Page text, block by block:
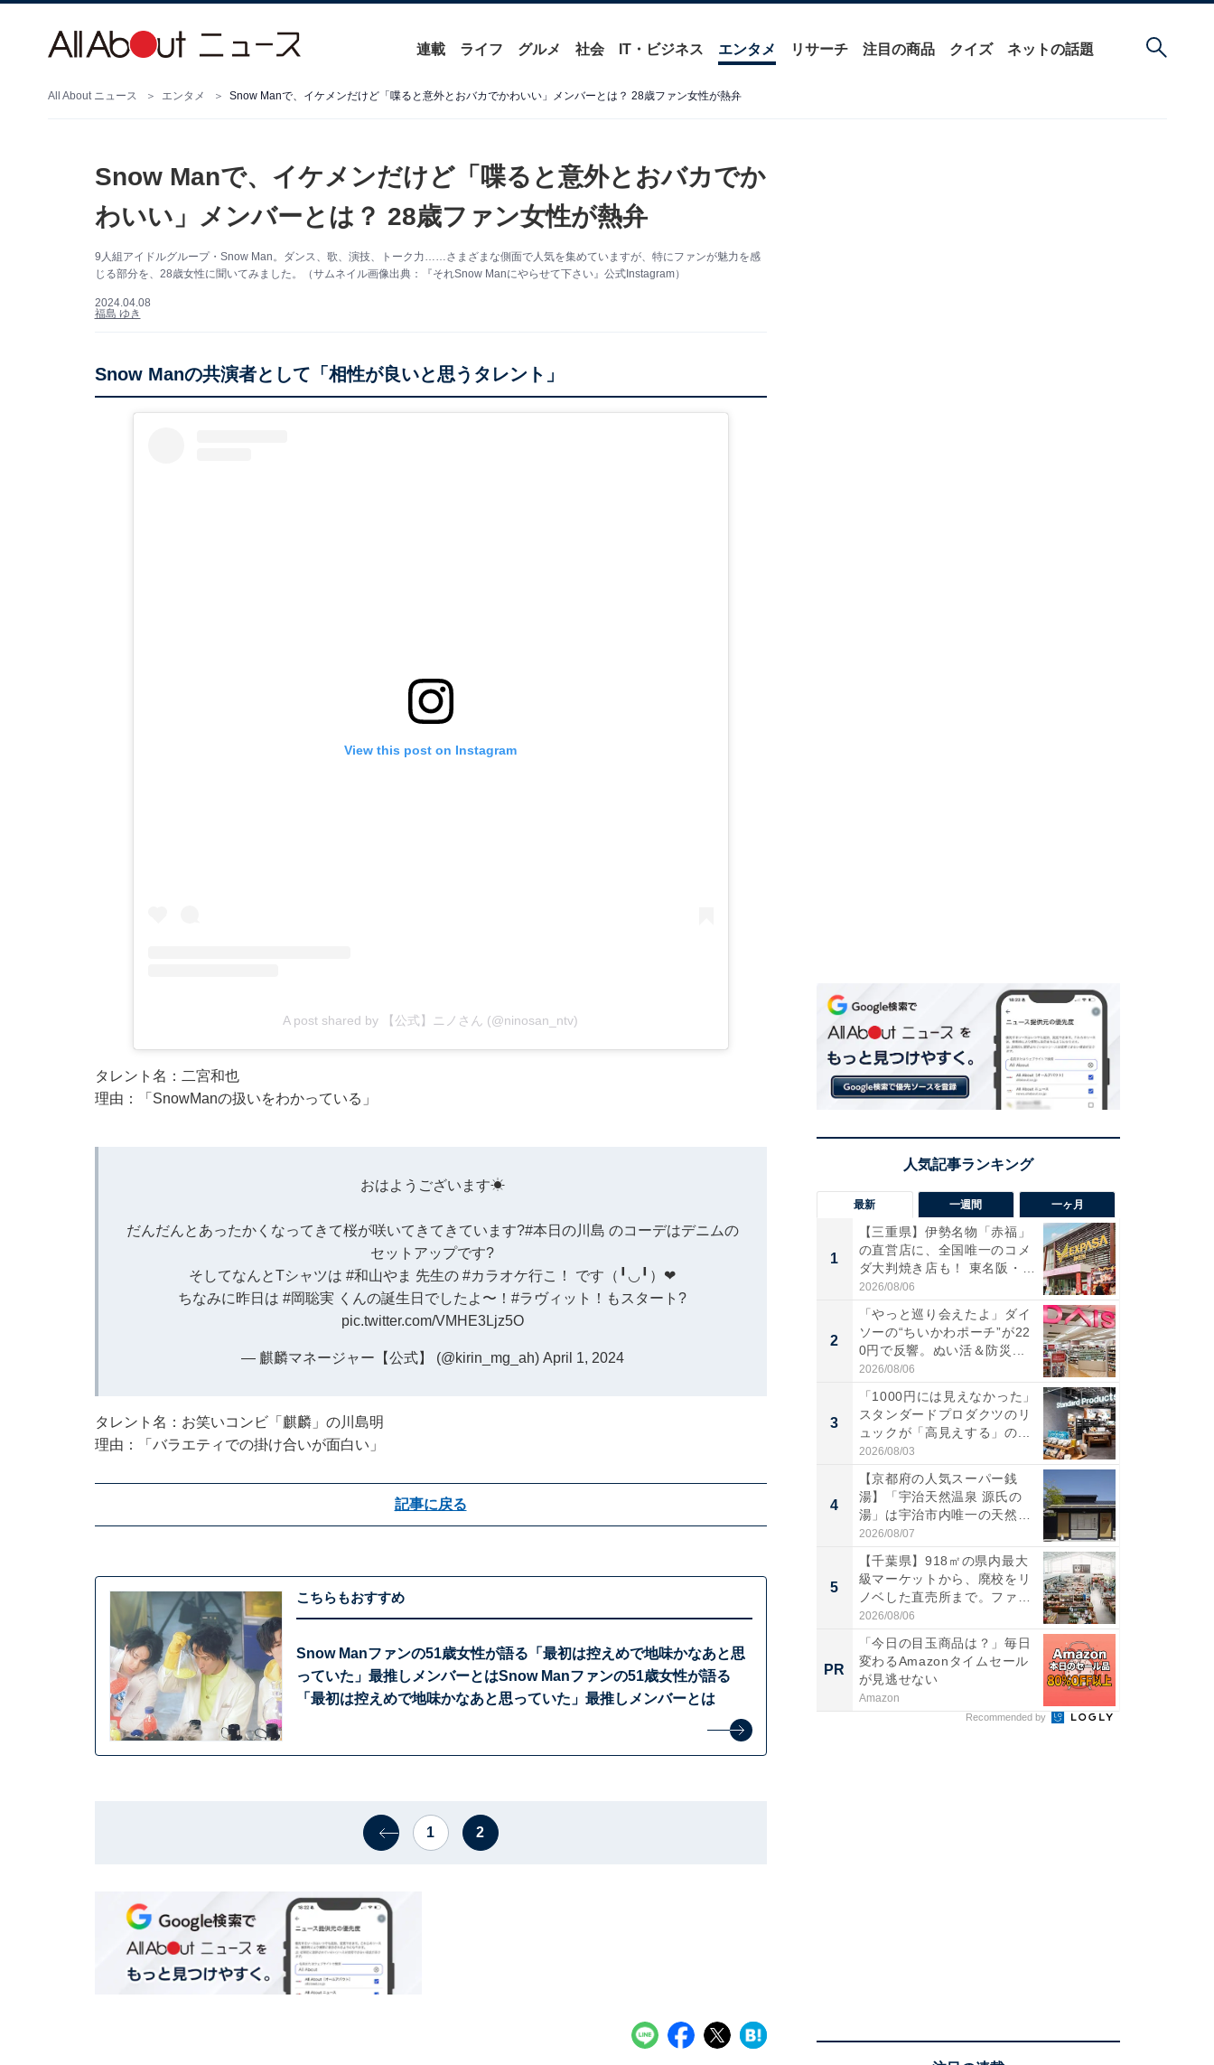
連載 ライフ グルメ 社会 IT・ビジネス エンタメ リサーチ 注目の商品 クイズ ネットの話題
All About ニュース エンタメ Snow Manで、イケメンだけど「喋ると意外とおバカでかわいい」メンバーとは？ 28歳ファン女性が熱弁
Snow Manで、イケメンだけど「喋ると意外とおバカでか
わいい」メンバーとは？ 28歳ファン女性が熱弁
9人組アイドルグループ・Snow Man。ダンス、歌、演技、トーク力……さまざまな側面で人気を集めていますが、特にファンが魅力を感
じる部分を、28歳女性に聞いてみました。（サムネイル画像出典：『それSnow Manにやらせて下さい』公式Instagram）
2024.04.08
福島 ゆき
Snow Manの共演者として「相性が良いと思うタレント」
View this post on Instagram
A post shared by 【公式】ニノさん (@ninosan_ntv)
タレント名：二宮和也
理由：「SnowManの扱いをわかっている」
おはようございます☀
だんだんとあったかくなってきて桜が咲いてきてきています?#本日の川島 のコーデはデニムの
セットアップです?
そしてなんとTシャツは #和山やま 先生の #カラオケ行こ
！ です（╹◡╹）❤︎
ちなみに昨日は #岡聡実 くんの誕生日でしたよ〜！ #ラヴィット
！もスタート?
pic.twitter.com/VMHE3Ljz5O
— 麒麟マネージャー【公式】 (@kirin_mg_ah) April 1, 2024
タレント名：お笑いコンビ「麒麟」の川島明
理由：「バラエティでの掛け合いが面白い」
記事に戻る
こちらもおすすめ
Snow Manファンの51歳女性が語る「最初は控えめで地味かなあと思
っていた」最推しメンバーとはSnow Manファンの51歳女性が語る
「最初は控えめで地味かなあと思っていた」最推しメンバーとは
1 2
最新 一週間 一ヶ月
1
【三重県】伊勢名物「赤福」
の直営店に、全国唯一のコメ
ダ大判焼き店も！ 東名阪・
伊...
2026/08/06
2
「やっと巡り会えたよ」ダイ
ソーの“ちいかわポーチ”が22
0円で反響。ぬい活＆防災...
2026/08/06
3
「1000円には見えなかった」
スタンダードプロダクツのリ
ュックが「高見えする」の...
2026/08/03
4
【京都府の人気スーパー銭
湯】「宇治天然温泉 源氏の
湯」は宇治市内唯一の天然温
泉と...
2026/08/07
5
【千葉県】918㎡の県内最大
級マーケットから、廃校をリ
ノベした直売所まで。ファ
ー...
2026/08/06
PR
「今日の目玉商品は？」毎日
変わるAmazonタイムセール
が見逃せない
Amazon
Recommended by